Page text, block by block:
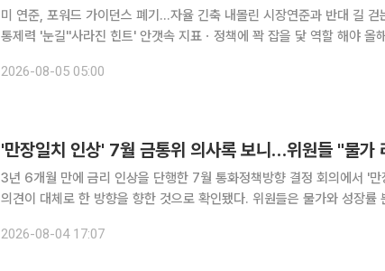
미 연준, 포워드 가이던스 폐기…자율 긴축 내몰린 시장연준과 반대 길 걷
통제력 '눈길''사라진 힌트' 안갯속 지표ㆍ정책에 꽉 잡을 닻 역할 해야 올해 상반기 세계 금융시장 이
와 5월 미국 연방준비제도(Fed) 수장이 된 케빈 워시 의
2026-08-05 05:00
'만장일치 인상' 7월 금통위 의사록 보니…위원들 "물가
3년 6개월 만에 금리 인상을 단행한 7월 통화정책방향 결정 회의에서 '만
의견이 대체로 한 방향을 향한 것으로 확인됐다. 위원들은 물가와 성장률
은행이 4일 공개한 '2026년 7월 금통위 의사록'을 보면 이날
2026-08-04 17:07